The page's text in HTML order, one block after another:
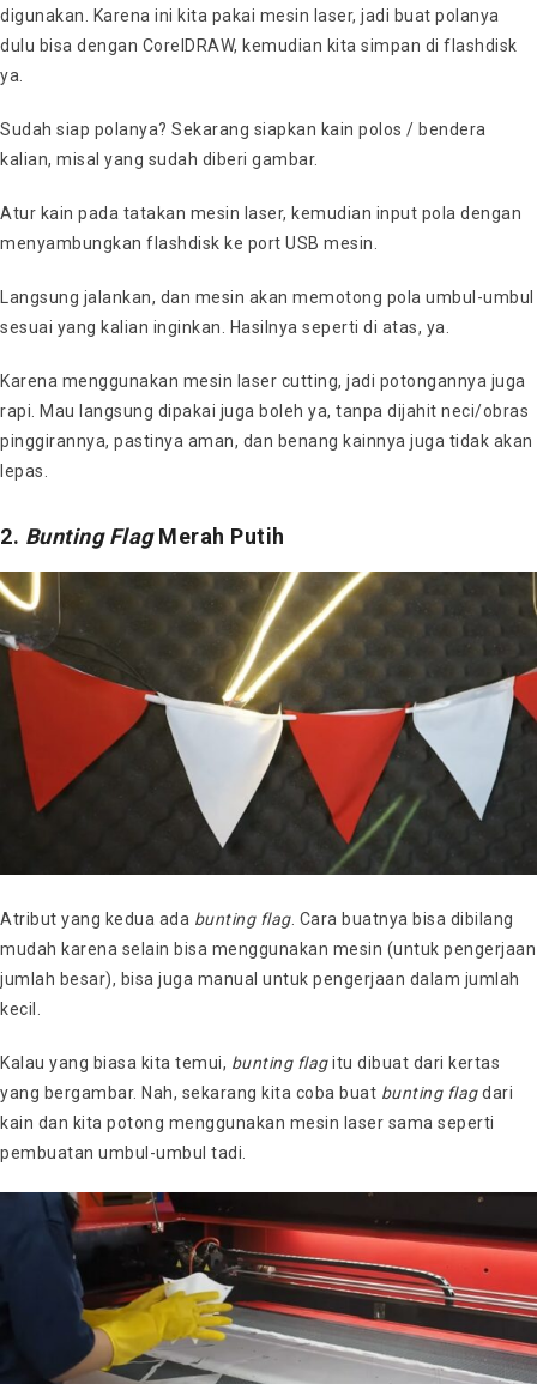
digunakan. Karena ini kita pakai mesin laser, jadi buat polanya
dulu bisa dengan CorelDRAW, kemudian kita simpan di flashdisk
ya.
Sudah siap polanya? Sekarang siapkan kain polos / bendera
kalian, misal yang sudah diberi gambar.
Atur kain pada tatakan mesin laser, kemudian input pola dengan
menyambungkan flashdisk ke port USB mesin.
Langsung jalankan, dan mesin akan memotong pola umbul-umbul
sesuai yang kalian inginkan. Hasilnya seperti di atas, ya.
Karena menggunakan mesin laser cutting, jadi potongannya juga
rapi. Mau langsung dipakai juga boleh ya, tanpa dijahit neci/obras
pinggirannya, pastinya aman, dan benang kainnya juga tidak akan
lepas.
2. Bunting FlagMerah Putih
Atribut yang kedua ada bunting flag. Cara buatnya bisa dibilang
mudah karena selain bisa menggunakan mesin (untuk pengerjaan
jumlah besar), bisa juga manual untuk pengerjaan dalam jumlah
kecil.
Kalau yang biasa kita temui, bunting flagitu dibuat dari kertas
yang bergambar. Nah, sekarang kita coba buat bunting flagdari
kain dan kita potong menggunakan mesin laser sama seperti
pembuatan umbul-umbul tadi.